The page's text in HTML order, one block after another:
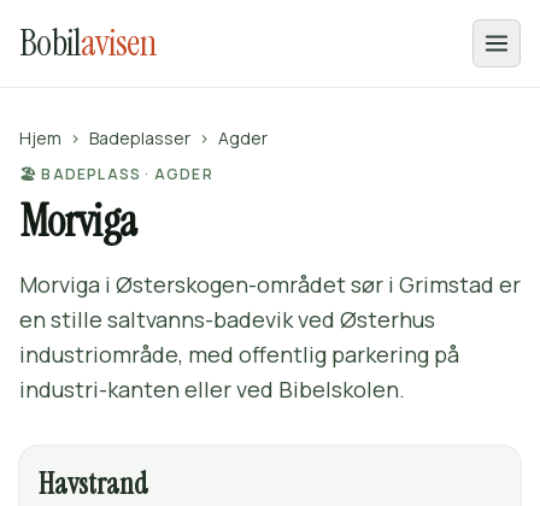
Bobilavisen
Hjem › Badeplasser › Agder
🏖️ BADEPLASS · AGDER
Morviga
Morviga i Østerskogen-området sør i Grimstad er
en stille saltvanns-badevik ved Østerhus
industriområde, med offentlig parkering på
industri-kanten eller ved Bibelskolen.
Havstrand